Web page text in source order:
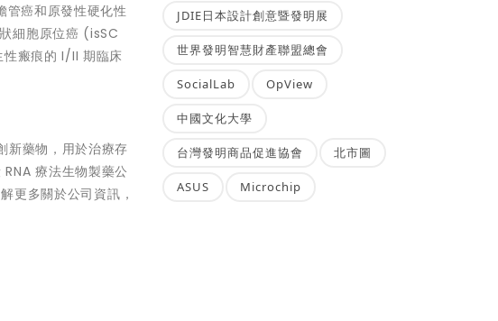
癌和原發性硬化性
細胞原位癌 (isSC
瘢痕的 I/II 期臨床
新藥物，用於治療存
療法生物製藥公
更多關於公司資訊，
JDIE日本設計創意暨發明展
世界發明智慧財產聯盟總會
SocialLab OpView
中國文化大學
台灣發明商品促進協會 北市圖
ASUS Microchip